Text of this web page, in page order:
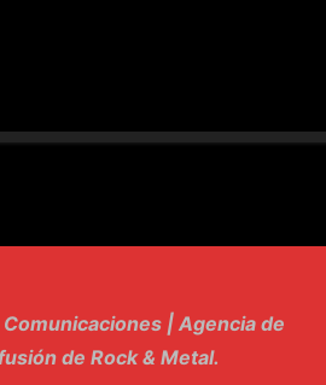
| Agencia de
de Rock & Metal.